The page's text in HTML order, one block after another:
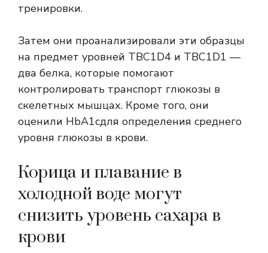
тренировки.
Затем они проанализировали эти образцы
на предмет уровней TBC1D4 и TBC1D1 —
два белка, которые помогают
контролировать транспорт глюкозы в
скелетных мышцах. Кроме того, они
оценили HbA1cдля определения среднего
уровня глюкозы в крови.
Корица и плавание в
холодной воде могут
снизить уровень сахара в
крови